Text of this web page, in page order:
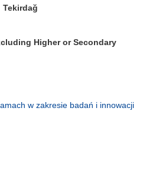
Tekirdağ
Higher or Secondary
w zakresie badań i innowacji